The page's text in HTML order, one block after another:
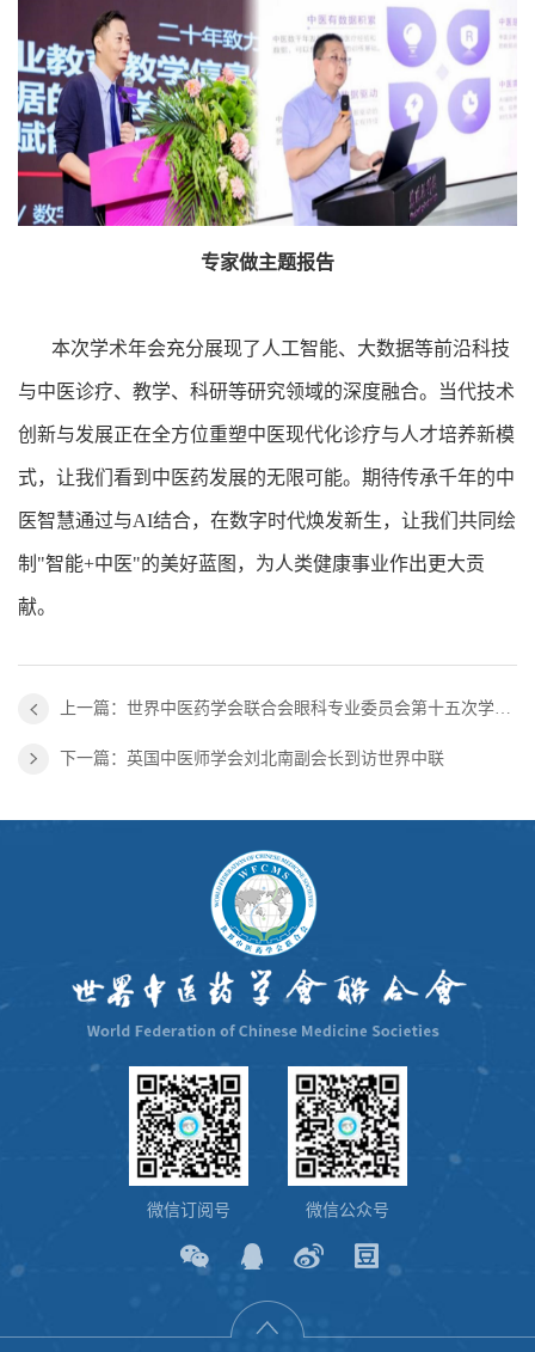
专家做主题报告
本次学术年会充分展现了人工智能、大数据等前沿科技
与中医诊疗、教学、科研等研究领域的深度融合。当代技术
创新与发展正在全方位重塑中医现代化诊疗与人才培养新模
式，让我们看到中医药发展的无限可能。期待传承千年的中
医智慧通过与AI结合，在数字时代焕发新生，让我们共同绘
制"智能+中医"的美好蓝图，为人类健康事业作出更大贡
献。
下一篇：英国中医师学会刘北南副会长到访世界中联
微信订阅号 微信公众号